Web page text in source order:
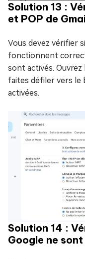
Solution 13 :
et POP de
Vous devez vérifier
fonctionnent
sont activés.
faites défiler vers le
activées.
Solution 14 :
Google ne